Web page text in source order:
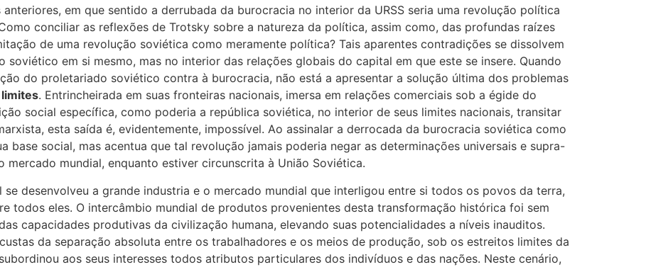
em que sentido a derrubada da burocracia no interior da URSS seria uma revolução política
conciliar as reflexões de Trotsky sobre a natureza da política, assim como, das profundas raízes
de uma revolução soviética como meramente política? Tais aparentes contradições se dissolvem
em si mesmo, mas no interior das relações globais do capital em que este se insere. Quando
do proletariado soviético contra à burocracia, não está a apresentar a solução última dos problemas
. Entrincheirada em suas fronteiras nacionais, imersa em relações comerciais sob a égide do
social específica, como poderia a república soviética, no interior de seus limites nacionais, transitar
esta saída é, evidentemente, impossível. Ao assinalar a derrocada da burocracia soviética como
base social, mas acentua que tal revolução jamais poderia negar as determinações universais e supra-
mundial, enquanto estiver circunscrita à União Soviética.
desenvolveu a grande industria e o mercado mundial que interligou entre si todos os povos da terra,
todos eles. O intercâmbio mundial de produtos provenientes desta transformação histórica foi sem
capacidades produtivas da civilização humana, elevando suas potencialidades a níveis inauditos.
da separação absoluta entre os trabalhadores e os meios de produção, sob os estreitos limites da
aos seus interesses todos atributos particulares dos indivíduos e das nações. Neste cenário,